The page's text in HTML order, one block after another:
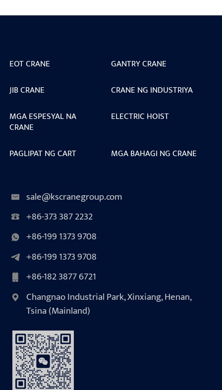
EOT CRANE
GANTRY CRANE
JIB CRANE
CRANE NG INDUSTRIYA
MGA ESPESYAL NA
CRANE
ELECTRIC HOIST
PAGLIPAT NG CART MGA BAHAGI NG CRANE
sale@kscranegroup.com
+86-373 387 2232
+86-199 1373 9708
+86-199 1373 9708
+86-182 3877 6721
Changnao Industrial Park, Xinxiang, Henan,
Tsina (Mainland)